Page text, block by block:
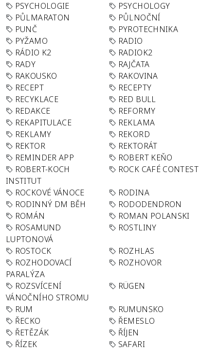
PSYCHOLOGIE
PSYCHOLOGY
PŮLMARATON
PŮLNOČNÍ
PUNČ
PYROTECHNIKA
PYŽAMO
RADIO
RÁDIO K2
RADIOK2
RADY
RAJČATA
RAKOUSKO
RAKOVINA
RECEPT
RECEPTY
RECYKLACE
RED BULL
REDAKCE
REFORMY
REKAPITULACE
REKLAMA
REKLAMY
REKORD
REKTOR
REKTORÁT
REMINDER APP
ROBERT KEŇO
ROBERT-KOCH
INSTITUT
ROCK CAFÉ CONTEST
ROCKOVÉ VÁNOCE
RODINA
RODINNÝ DM BĚH
RODODENDRON
ROMÁN
ROMAN POLANSKI
ROSAMUND
LUPTONOVÁ
ROSTLINY
ROSTOCK
ROZHLAS
ROZHODOVACÍ
PARALÝZA
ROZHOVOR
ROZSVÍCENÍ
VÁNOČNÍHO STROMU
RÜGEN
RUM
RUMUNSKO
ŘECKO
ŘEMESLO
ŘETĚZÁK
ŘÍJEN
ŘÍZEK
SAFARI